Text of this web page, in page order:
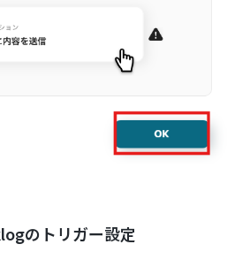
のトリガー設定